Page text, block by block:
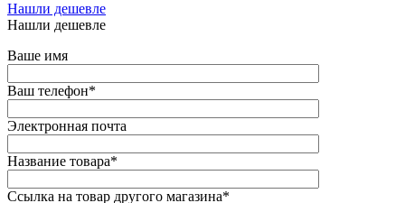
Нашли дешевле
Нашли дешевле
Ваше имя
Ваш телефон*
Электронная почта
Название товара*
Ссылка на товар другого магазина*